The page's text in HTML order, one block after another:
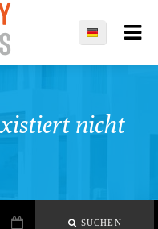
nicht
SUCHEN